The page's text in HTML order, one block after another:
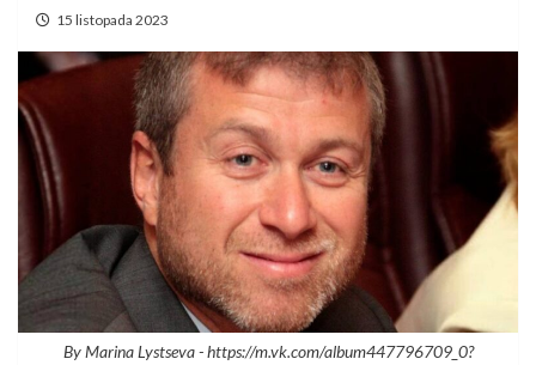
15 listopada 2023
By Marina Lystseva - https://m.vk.com/album447796709_0?